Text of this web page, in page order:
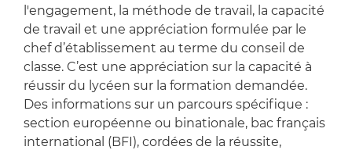
l'engagement, la méthode de travail, la capacité
de travail et une appréciation formulée par le
chef d’établissement au terme du conseil de
classe. C’est une appréciation sur la capacité à
réussir du lycéen sur la formation demandée.
Des informations sur un parcours spécifique :
section européenne ou binationale, bac français
international (BFI), cordées de la réussite,